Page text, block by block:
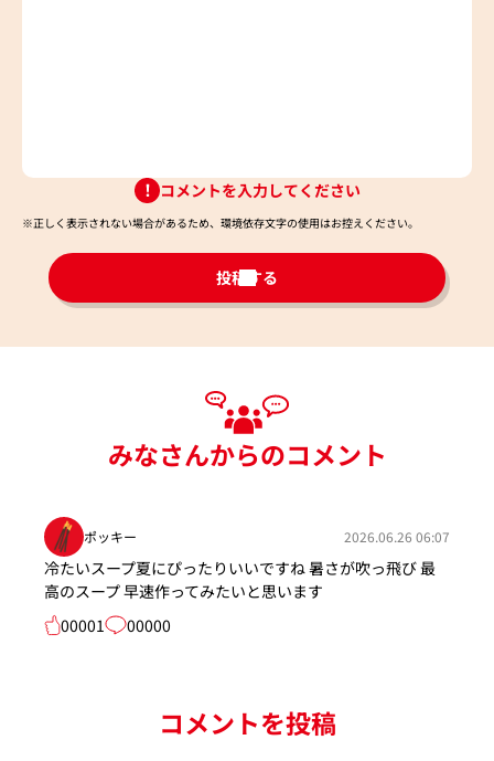
コメントを入力してください
※正しく表示されない場合があるため、環境依存文字の使用はお控えください。​
投稿する
みなさんからのコメント
ポッキー 2026.06.26 06:07
冷たいスープ夏にぴったりいいですね 暑さが吹っ飛び 最
高のスープ 早速作ってみたいと思います
00001
00000
コメントを投稿